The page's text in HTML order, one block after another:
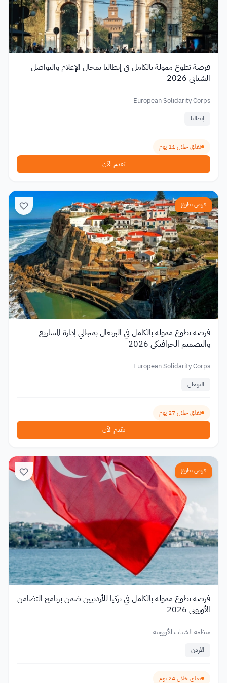
فرصة تطوع ممولة بالكامل في إيطاليا بمجال الإعلام والتواصل
الشبابي 2026
European Solidarity Corps
إيطاليا
تغلق خلال 11 يوم
تقدم الآن
فرص تطوع
فرصة تطوع ممولة بالكامل في البرتغال بمجالي إدارة المشاريع
والتصميم الجرافيكي 2026
European Solidarity Corps
البرتغال
تغلق خلال 27 يوم
تقدم الآن
فرص تطوع
فرصة تطوع ممولة بالكامل في تركيا للأردنيين ضمن برنامج التضامن
الأوروبي 2026
منظمة الشباب الأوروبية
الأردن
تغلق خلال 24 يوم